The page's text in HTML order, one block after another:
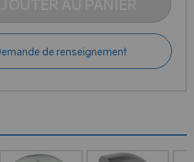
de renseignement